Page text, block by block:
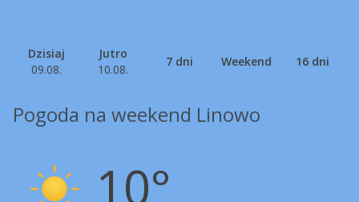
Dzisiaj
09.08.
Jutro
10.08.
7 dni Weekend 16 dni
Pogoda na weekend Linowo
10°